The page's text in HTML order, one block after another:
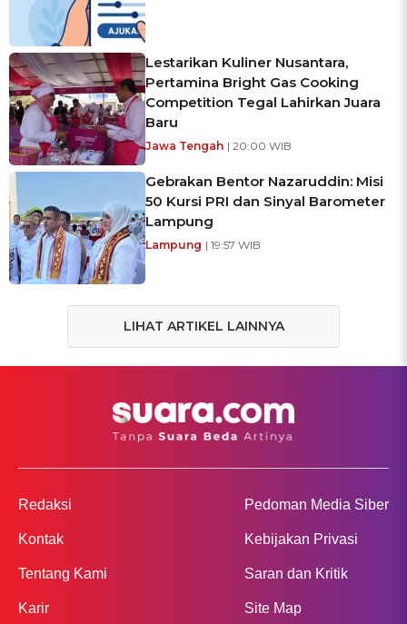
Lestarikan Kuliner Nusantara,
Pertamina Bright Gas Cooking
Competition Tegal Lahirkan Juara
Baru
Jawa Tengah | 20:00 WIB
Gebrakan Bentor Nazaruddin: Misi
50 Kursi PRI dan Sinyal Barometer
Lampung
Lampung | 19:57 WIB
LIHAT ARTIKEL LAINNYA
Redaksi
Kontak
Tentang Kami
Karir
Pedoman Media Siber
Kebijakan Privasi
Saran dan Kritik
Site Map